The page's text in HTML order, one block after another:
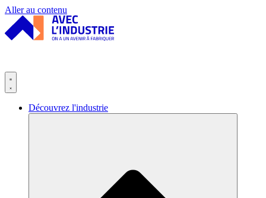
Panneau de gestion des cookies
Aller au contenu
Découvrez l'industrie